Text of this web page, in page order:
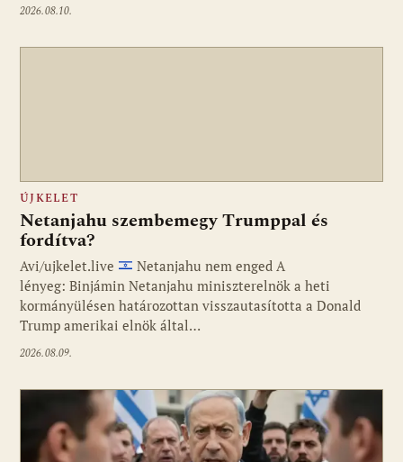
2026.08.10.
ÚJKELET
Netanjahu szembemegy Trumppal és
fordítva?
Avi/ujkelet.live
Netanjahu nem enged A
lényeg: Binjámin Netanjahu miniszterelnök a heti
kormányülésen határozottan visszautasította a Donald
Trump amerikai elnök által…
2026.08.09.